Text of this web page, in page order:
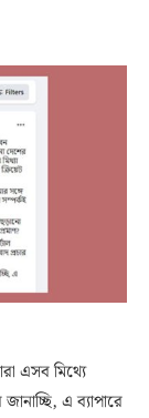
এসব মিথ্যে
এ ব্যাপারে